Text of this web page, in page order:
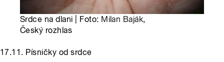
Srdce na dlani | Foto: Milan Baják,
Český rozhlas
17.11. Písničky od srdce